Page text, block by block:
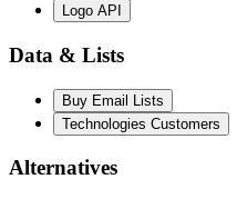
Logo API
Data & Lists
Buy Email Lists
Technologies Customers
Alternatives